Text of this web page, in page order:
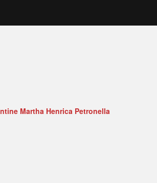
Martha Henrica Petronella